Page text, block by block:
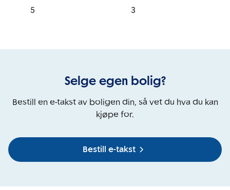
5
3
Selge egen bolig?
Bestill en e-takst av boligen din, så vet du hva du kan
kjøpe for.
Bestill e-takst